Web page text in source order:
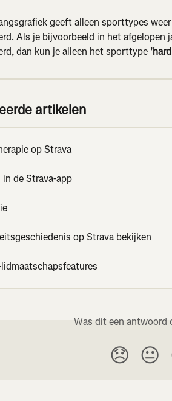
geeft alleen sporttypes
Als je bijvoorbeeld in het afgelopen
dan kun je alleen het sporttype
artikelen
op Strava
in de Strava-app
op Strava bekijken
Was dit een antwoord
😞 😐